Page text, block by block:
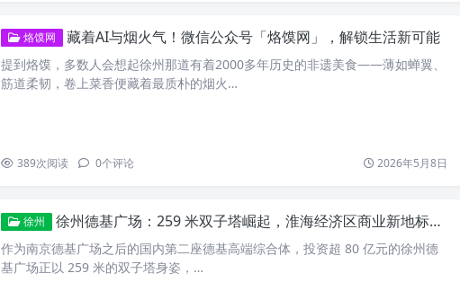
烙馍网 藏着AI与烟火气！微信公众号「烙馍网」，解锁生活新可能
提到烙馍，多数人会想起徐州那道有着2000多年历史的非遗美食——薄如蝉翼、
筋道柔韧，卷上菜香便藏着最质朴的烟火…
389次阅读 0个评论 2026年5月8日
徐州 徐州德基广场：259 米双子塔崛起，淮海经济区商业新地标即将启幕
作为南京德基广场之后的国内第二座德基高端综合体，投资超 80 亿元的徐州德
基广场正以 259 米的双子塔身姿，…